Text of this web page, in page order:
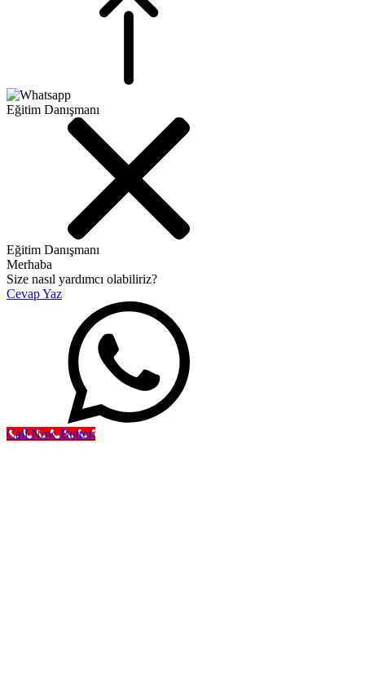
Eğitim Danışmanı
Eğitim Danışmanı
Merhaba
Size nasıl yardımcı olabiliriz?
Cevap Yaz
Call Now Button